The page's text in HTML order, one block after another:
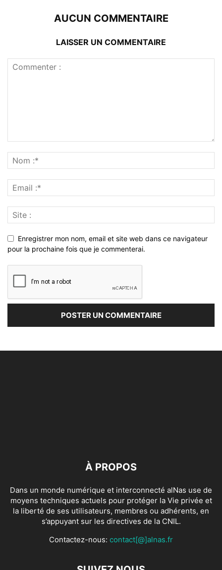
AUCUN COMMENTAIRE
LAISSER UN COMMENTAIRE
Enregistrer mon nom, email et site web dans ce navigateur
pour la prochaine fois que je commenterai.
À PROPOS
Dans un monde numérique et interconnecté alNas use de
moyens techniques actuels pour protéger la Vie privée et
la liberté de ses utilisateurs, membres ou adhérents, en
s’appuyant sur les directives de la CNIL.
Contactez-nous: contact[@]alnas.fr